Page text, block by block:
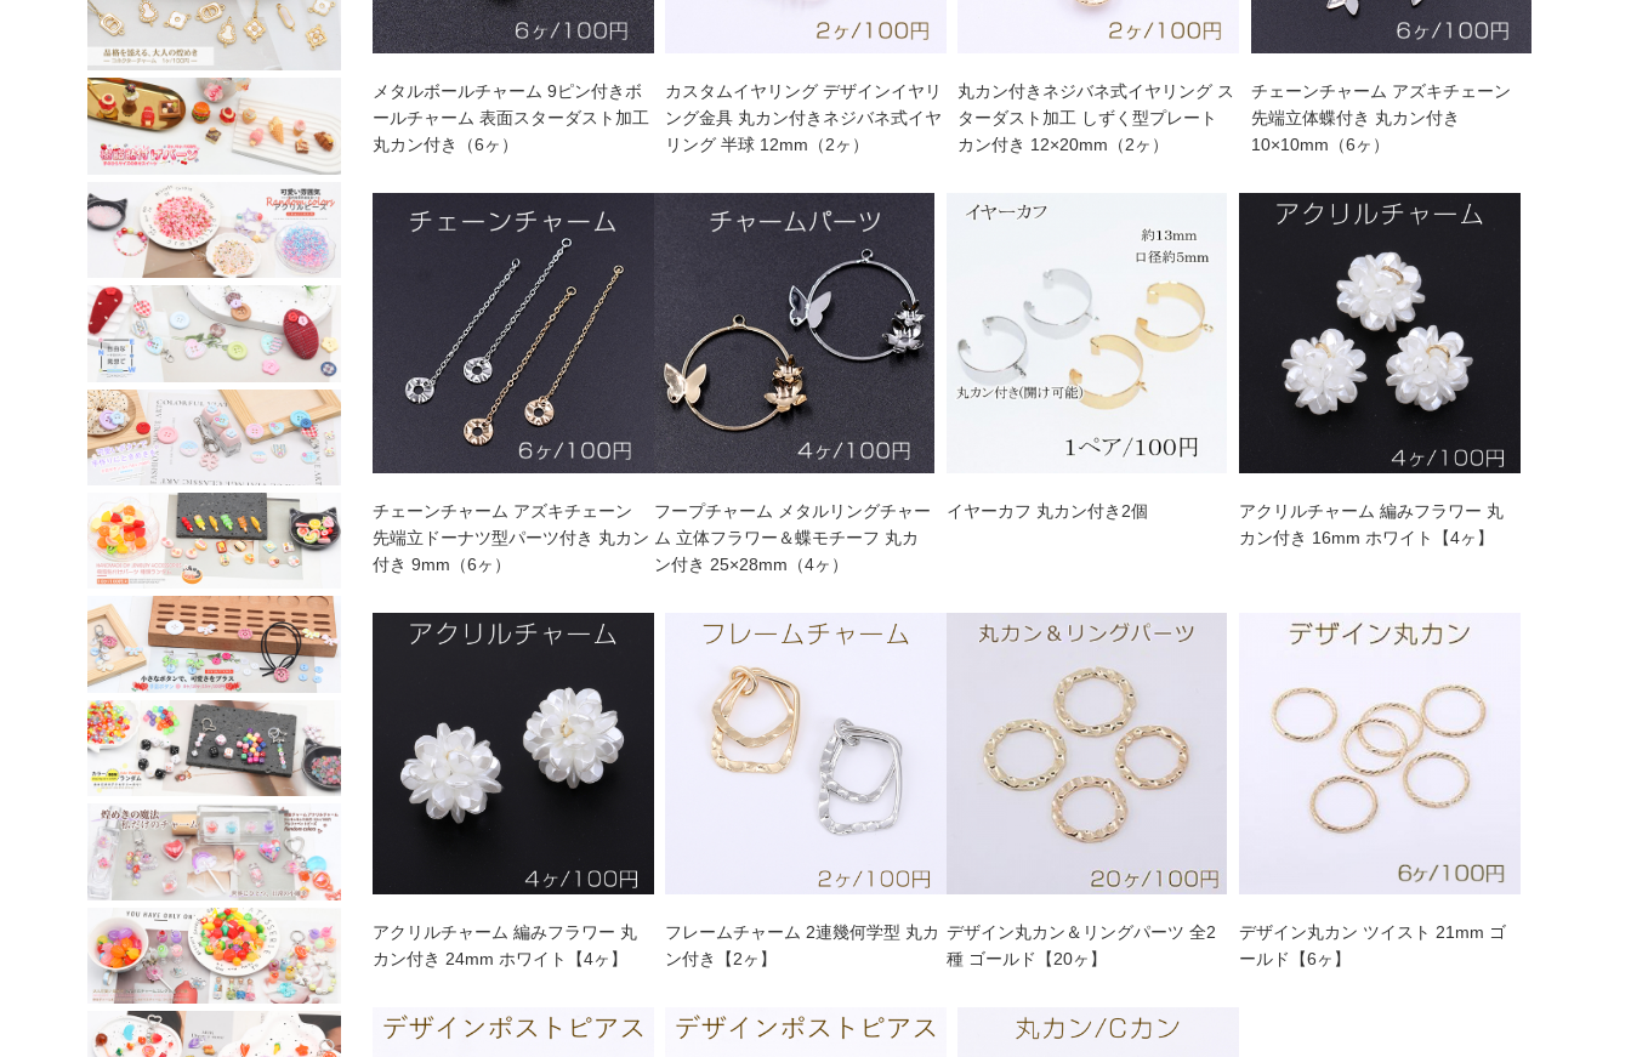
メタルボールチャーム 9ピン付きボ
ールチャーム 表面スターダスト加工
丸カン付き（6ヶ）
カスタムイヤリング デザインイヤリ
ング金具 丸カン付きネジバネ式イヤ
リング 半球 12mm（2ヶ）
丸カン付きネジバネ式イヤリング ス
ターダスト加工 しずく型プレート
カン付き 12×20mm（2ヶ）
チェーンチャーム アズキチェーン
先端立体蝶付き 丸カン付き
10×10mm（6ヶ）
チェーンチャーム アズキチェーン
先端立ドーナツ型パーツ付き 丸カン
付き 9mm（6ヶ）
フープチャーム メタルリングチャー
ム 立体フラワー＆蝶モチーフ 丸カ
ン付き 25×28mm（4ヶ）
イヤーカフ 丸カン付き2個
アクリルチャーム 編みフラワー 丸
カン付き 16mm ホワイト【4ヶ】
アクリルチャーム 編みフラワー 丸
カン付き 24mm ホワイト【4ヶ】
フレームチャーム 2連幾何学型 丸カ
ン付き【2ヶ】
デザイン丸カン＆リングパーツ 全2
種 ゴールド【20ヶ】
デザイン丸カン ツイスト 21mm ゴ
ールド【6ヶ】